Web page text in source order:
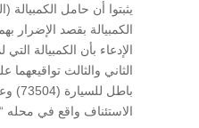
يثبتوا أن حامل
الكمبيالة بقصد الإضرار
الإدعاء بأن الكمبيالة
الثاني والثالث تواقيعهما
باطل
الاستئناف واقع في محله “.